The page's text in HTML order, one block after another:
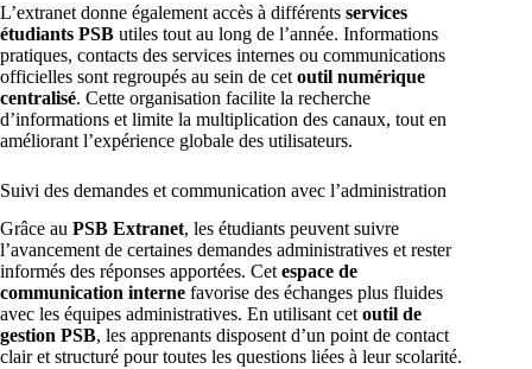
L’extranet donne également accès à différents services
étudiants PSB utiles tout au long de l’année. Informations
pratiques, contacts des services internes ou communications
officielles sont regroupés au sein de cet outil numérique
centralisé. Cette organisation facilite la recherche
d’informations et limite la multiplication des canaux, tout en
améliorant l’expérience globale des utilisateurs.
Suivi des demandes et communication avec l’administration
Grâce au PSB Extranet, les étudiants peuvent suivre
l’avancement de certaines demandes administratives et rester
informés des réponses apportées. Cet espace de
communication interne favorise des échanges plus fluides
avec les équipes administratives. En utilisant cet outil de
gestion PSB, les apprenants disposent d’un point de contact
clair et structuré pour toutes les questions liées à leur scolarité.